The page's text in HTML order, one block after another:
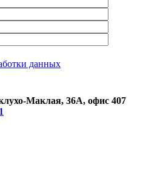
данных
Маклая, 36А, офис 407